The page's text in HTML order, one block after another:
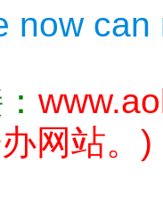
now
网站。)